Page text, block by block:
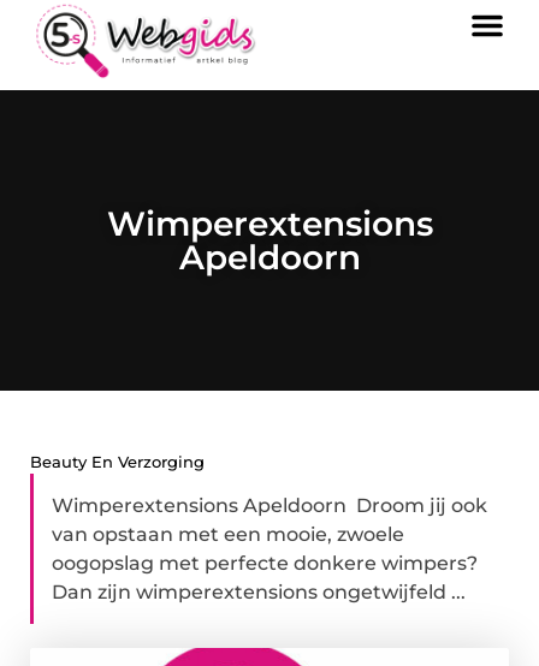
Wimperextensions
Apeldoorn
Beauty En Verzorging
Wimperextensions Apeldoorn Droom jij ook
van opstaan met een mooie, zwoele
oogopslag met perfecte donkere wimpers?
Dan zijn wimperextensions ongetwijfeld ...